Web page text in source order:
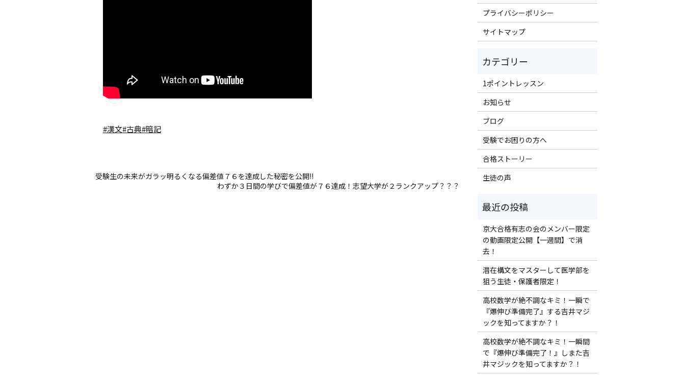
#漢文#古典#暗記
受験生の未来がガラッ明るくなる偏差値７６を達成した秘密を公開!!
わずか３日間の学びで偏差値が７６達成！志望大学が２ランクアップ？？？
プライバシーポリシー
サイトマップ
1ポイントレッスン
お知らせ
ブログ
受験でお困りの方へ
合格ストーリー
生徒の声
京大合格有志の会のメンバー限定
の動画限定公開【一週間】で消
去！
潜在構文をマスターして医学部を
狙う生徒・保護者限定！
高校数学が絶不調なキミ！一瞬で
『爆伸び準備完了』する吉井マジ
ックを知ってますか？！
高校数学が絶不調なキミ！一瞬間
で『爆伸び準備完了！』しまた吉
井マジックを知ってますか？！